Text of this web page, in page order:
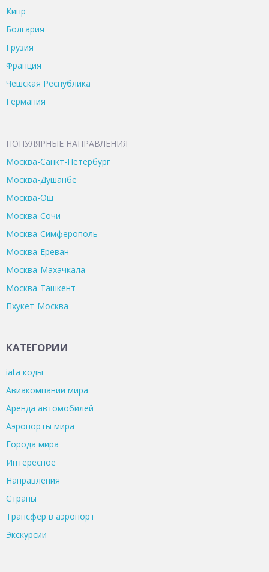
Кипр
Болгария
Грузия
Франция
Чешская Республика
Германия
ПОПУЛЯРНЫЕ НАПРАВЛЕНИЯ
Москва-Санкт-Петербург
Москва-Душанбе
Москва-Ош
Москва-Сочи
Москва-Симферополь
Москва-Ереван
Москва-Махачкала
Москва-Ташкент
Пхукет-Москва
КАТЕГОРИИ
iata коды
Авиакомпании мира
Аренда автомобилей
Аэропорты мира
Города мира
Интересное
Направления
Страны
Трансфер в аэропорт
Экскурсии